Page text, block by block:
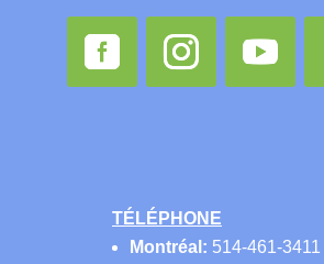
TÉLÉPHONE
Montréal: 514-461-3411